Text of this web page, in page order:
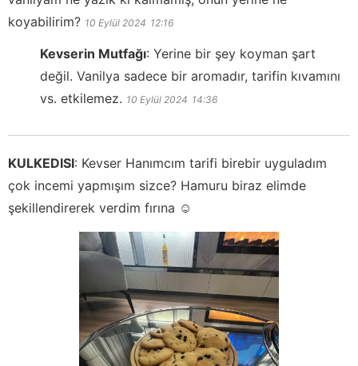
koyabilirim? 10 Eylül 2024 12:16
Kevserin Mutfağı: Yerine bir şey koyman şart
değil. Vanilya sadece bir aromadır, tarifin kıvamını
vs. etkilemez. 10 Eylül 2024 14:36
KULKEDISI: Kevser Hanımcım tarifi birebir uyguladım
çok incemi yapmışım sizce? Hamuru biraz elimde
şekillendirerek verdim fırına ☺️